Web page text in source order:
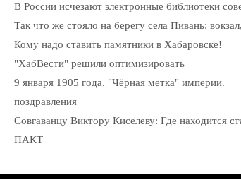
В России исчезают электронные библиотеки
Так что же стояло на берегу села Пивань:
Кому надо ставить памятники в Хабаровске!
"ХабВести" решили оптимизировать
9 января 1905 года. "Чёрная метка" империи.
поздравления
Совгаванцу Виктору Киселеву: Где находится
ПАКТ